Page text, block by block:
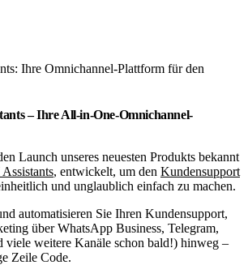
Ihre Omnichannel-Plattform für den
– Ihre All-in-One-Omnichannel-
Launch unseres neuesten Produkts bekannt
, entwickelt, um den Kundensupport
und unglaublich einfach zu machen.
automatisieren Sie Ihren Kundensupport,
über WhatsApp Business, Telegram,
viele weitere Kanäle schon bald!) hinweg –
Zeile Code.